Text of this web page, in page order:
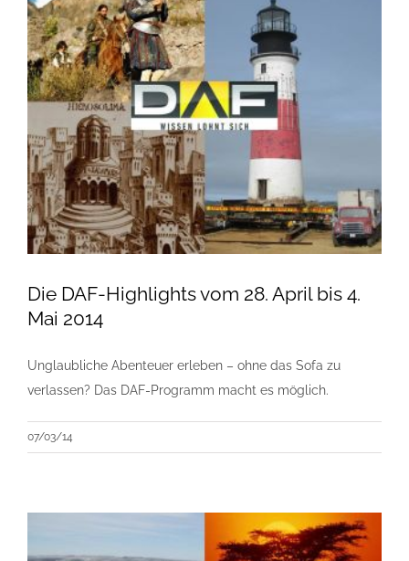
Die DAF-Highlights vom 28. April bis 4.
Mai 2014
Unglaubliche Abenteuer erleben – ohne das Sofa zu
verlassen? Das DAF-Programm macht es möglich.
07/03/14